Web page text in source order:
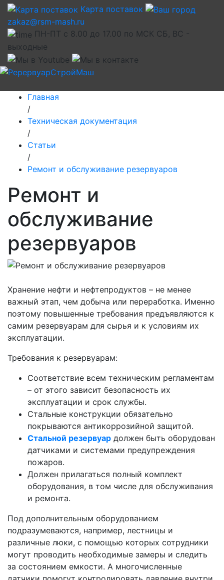
Карта поставок
zakaz@rsm-mash.ru
ПН-ПТ с 8.00 до 17.00 по МСК СБ, ВС -
выходные
Главная
/
Техническая документация
/
Статьи
/
Ремонт и обслуживание резервуаров
Ремонт и
обслуживание
резервуаров
Хранение нефти и нефтепродуктов – не менее
важный этап, чем добыча или переработка. Именно
поэтому повышенные требования предъявляются к
самим резервуарам для сырья и к условиям их
эксплуатации.
Требования к резервуарам:
Соответствие всем техническим регламентам
– от этого зависит безопасность их
эксплуатации и срок службы.
Стальные конструкции обязательно
покрываются антикоррозийной защитой.
Стальной резервуар должен быть оборудован
датчиками и системами предупреждения
пожаров.
Должен прилагаться полный комплект
оборудования, в том числе для обслуживания
и ремонта.
Под дополнительным оборудованием
подразумеваются, например, лестницы и
различные люки, с помощью которых сотрудники
могут проводить необходимые замеры и следить
за состоянием емкости. А многочисленные